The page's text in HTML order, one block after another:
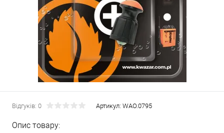
Відгуків: 0 Артикул: WAO.0795
Опис товару: